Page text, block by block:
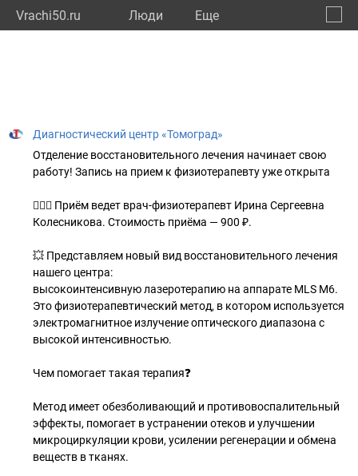
Vrachi50.ru Люди Eще
Диагностический центр «Томоград»
Отделение восстановительного лечения начинает свою
работу! Запись на прием к физиотерапевту уже открыта
👩🏻‍⚕ Приём ведет врач-физиотерапевт Ирина Сергеевна
Колесникова. Стоимость приёма — 900 ₽.
💥 Представляем новый вид восстановительного лечения
нашего центра:
высокоинтенсивную лазеротерапию на аппарате MLS M6.
Это физиотерапевтический метод, в котором используется
электромагнитное излучение оптического диапазона с
высокой интенсивностью.
Чем помогает такая терапия❓
Метод имеет обезболивающий и противовоспалительный
эффекты, помогает в устранении отеков и улучшении
микроциркуляции крови, усилении регенерации и обмена
веществ в тканях.